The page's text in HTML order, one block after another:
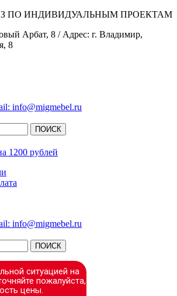
ПО ИНДИВИДУАЛЬНЫМ ПРОЕКТАМ
Арбат, 8 / Адрес: г. Владимир,
8
info@migmebel.ru
ПОИСК
1200 рублей
info@migmebel.ru
ПОИСК
ситуацией на
пожалуйста,
цены.